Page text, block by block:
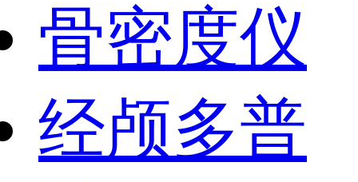
骨密度仪
经颅多普